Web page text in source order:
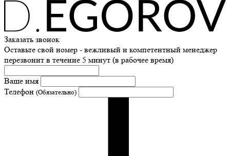
Заказать звонок
Оставьте свой номер - вежливый и компетентный менеджер
перезвонит в течение 5 минут (в рабочее время)
Ваше имя
Телефон (Обязательно)